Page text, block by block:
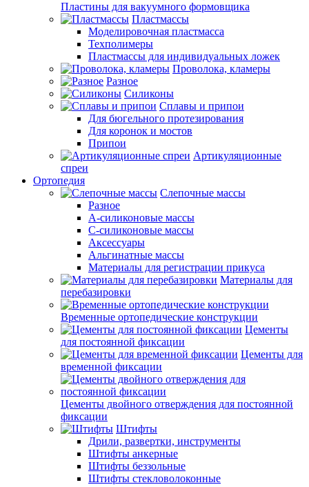
Пластины для вакуумного формовщика
Пластмассы
Моделировочная пластмасса
Техполимеры
Пластмассы для индивидуальных ложек
Проволока, кламеры
Разное
Силиконы
Сплавы и припои
Для бюгельного протезирования
Для коронок и мостов
Припои
Артикуляционные
спреи
Ортопедия
Слепочные массы
Разное
А-силиконовые массы
С-силиконовые массы
Аксессуары
Альгинатные массы
Материалы для регистрации прикуса
Материалы для
перебазировки
Временные ортопедические конструкции
Цементы
для постоянной фиксации
Цементы для
временной фиксации
Цементы двойного отверждения для постоянной
фиксации
Штифты
Дрили, развертки, инструменты
Штифты анкерные
Штифты беззольные
Штифты стекловолоконные